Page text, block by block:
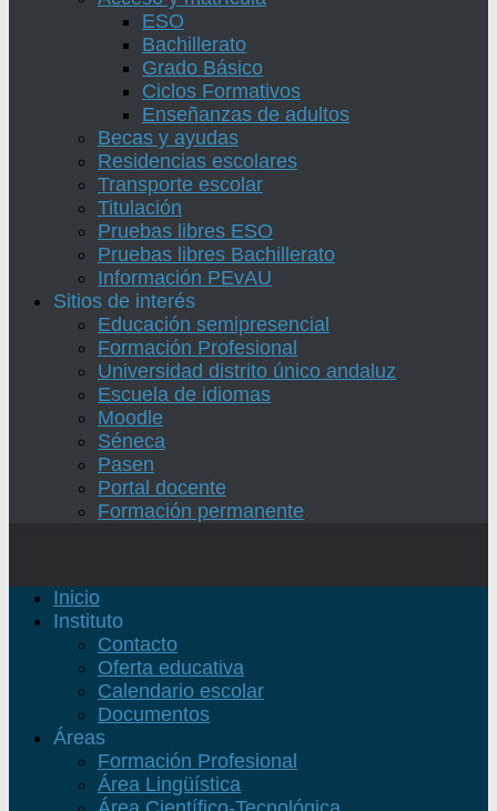
ESO
Bachillerato
Grado Básico
Ciclos Formativos
Enseñanzas de adultos
Becas y ayudas
Residencias escolares
Transporte escolar
Titulación
Pruebas libres ESO
Pruebas libres Bachillerato
Información PEvAU
Sitios de interés
Educación semipresencial
Formación Profesional
Universidad distrito único andaluz
Escuela de idiomas
Moodle
Séneca
Pasen
Portal docente
Formación permanente
Inicio
Instituto
Contacto
Oferta educativa
Calendario escolar
Documentos
Áreas
Formación Profesional
Área Lingüística